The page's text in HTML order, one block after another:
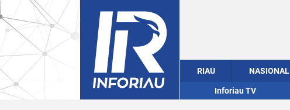
RIAU NASIONAL
Inforiau TV